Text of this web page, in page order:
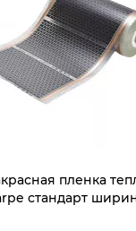
пленка
стандарт